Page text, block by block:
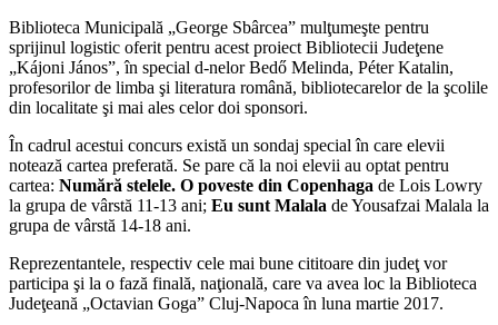
Biblioteca Municipală „George Sbârcea” mulţumeşte pentru
sprijinul logistic oferit pentru acest proiect Bibliotecii Judeţene
„Kájoni János”, în special d-nelor Bedő Melinda, Péter Katalin,
profesorilor de limba şi literatura română, bibliotecarelor de la şcolile
din localitate şi mai ales celor doi sponsori.
În cadrul acestui concurs există un sondaj special în care elevii
notează cartea preferată. Se pare că la noi elevii au optat pentru
cartea: Numără stelele. O poveste din Copenhaga de Lois Lowry
la grupa de vârstă 11-13 ani; Eu sunt Malala de Yousafzai Malala la
grupa de vârstă 14-18 ani.
Reprezentantele, respectiv cele mai bune cititoare din judeţ vor
participa şi la o fază finală, naţională, care va avea loc la Biblioteca
Judeţeană „Octavian Goga” Cluj-Napoca în luna martie 2017.